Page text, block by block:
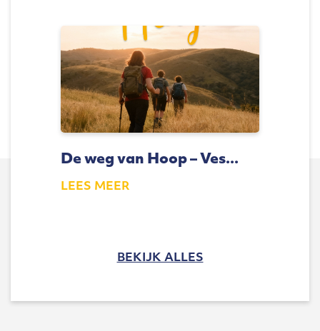
De weg van Hoop – Ves...
LEES MEER
BEKIJK ALLES